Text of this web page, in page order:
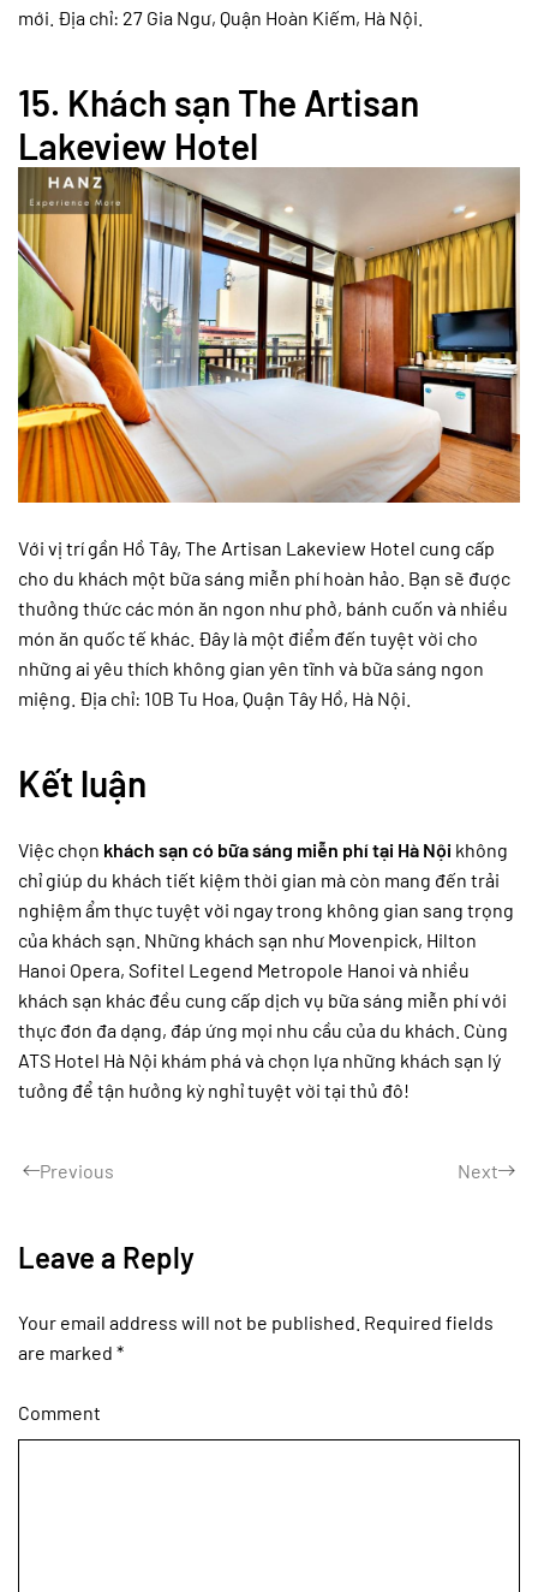
mới. Địa chỉ: 27 Gia Ngư, Quận Hoàn Kiếm, Hà Nội.
15. Khách sạn The Artisan
Lakeview Hotel
Với vị trí gần Hồ Tây, The Artisan Lakeview Hotel cung cấp
cho du khách một bữa sáng miễn phí hoàn hảo. Bạn sẽ được
thưởng thức các món ăn ngon như phở, bánh cuốn và nhiều
món ăn quốc tế khác. Đây là một điểm đến tuyệt vời cho
những ai yêu thích không gian yên tĩnh và bữa sáng ngon
miệng. Địa chỉ: 10B Tu Hoa, Quận Tây Hồ, Hà Nội.
Kết luận
Việc chọn khách sạn có bữa sáng miễn phí tại Hà Nội không
chỉ giúp du khách tiết kiệm thời gian mà còn mang đến trải
nghiệm ẩm thực tuyệt vời ngay trong không gian sang trọng
của khách sạn. Những khách sạn như Movenpick, Hilton
Hanoi Opera, Sofitel Legend Metropole Hanoi và nhiều
khách sạn khác đều cung cấp dịch vụ bữa sáng miễn phí với
thực đơn đa dạng, đáp ứng mọi nhu cầu của du khách. Cùng
ATS Hotel Hà Nội khám phá và chọn lựa những khách sạn lý
tưởng để tận hưởng kỳ nghỉ tuyệt vời tại thủ đô!
Previous Next
Leave a Reply
Your email address will not be published. Required fields
are marked *
Comment